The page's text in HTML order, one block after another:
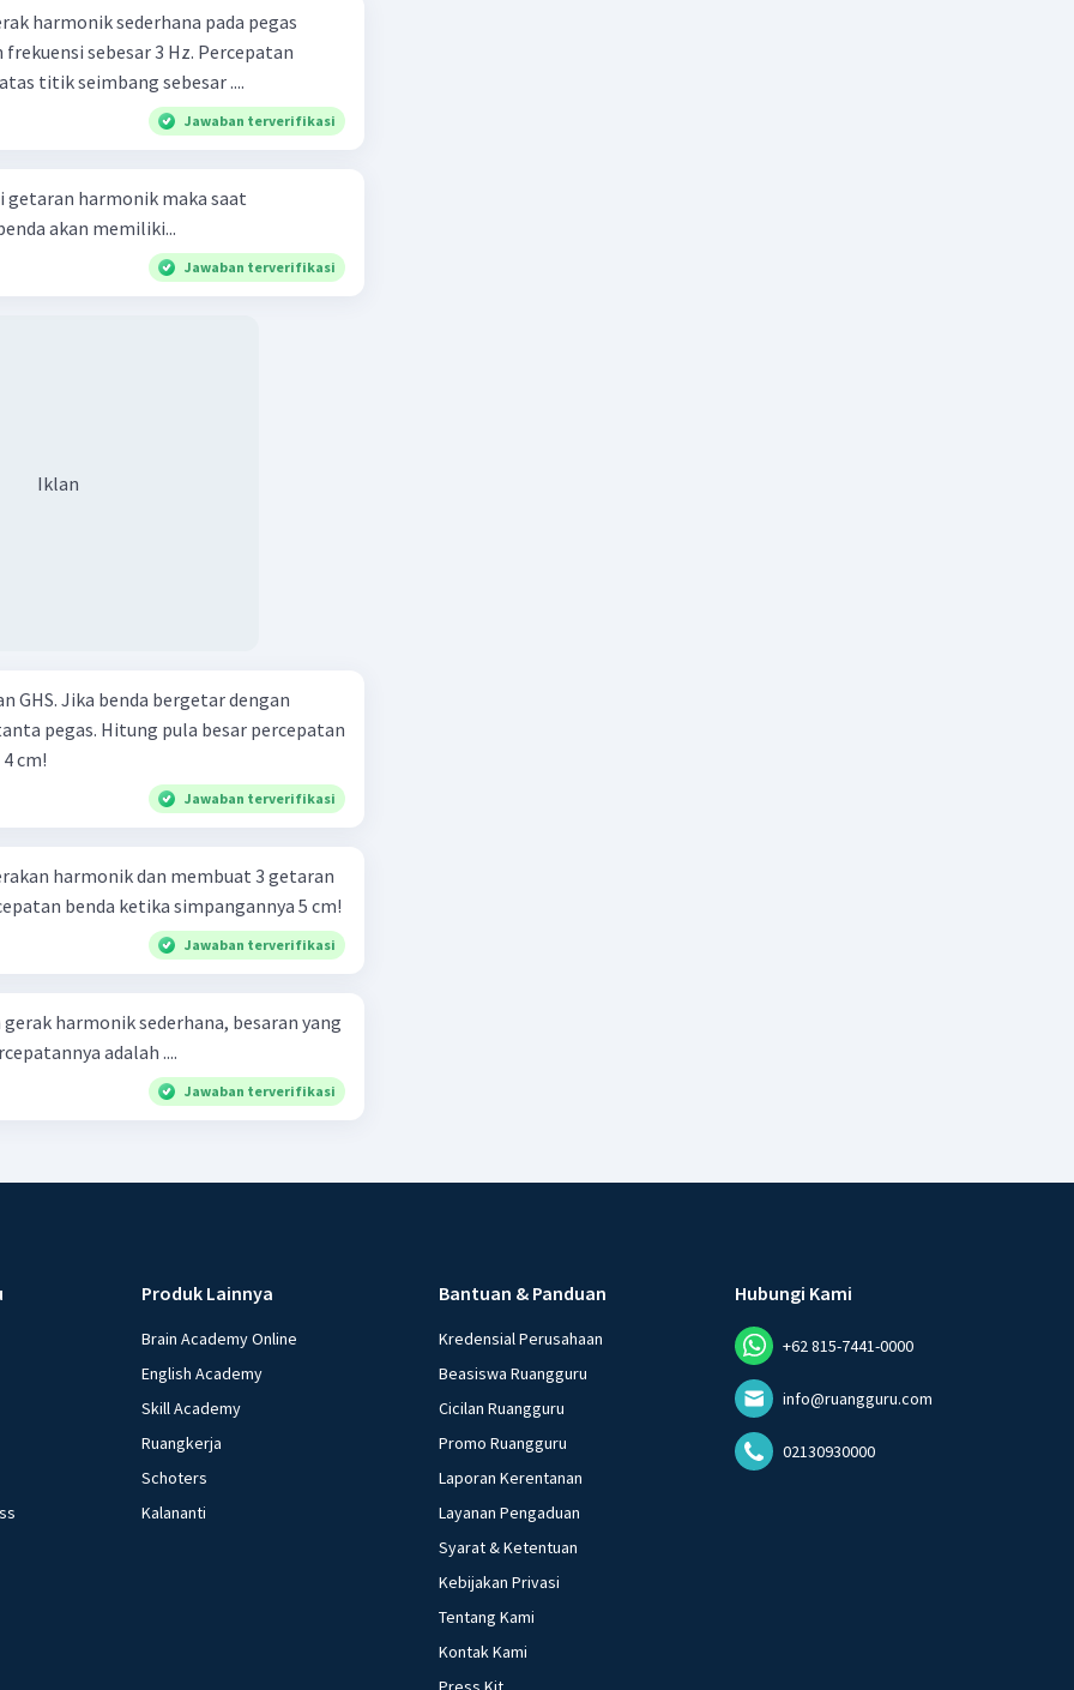
harmonik sederhana pada pegas
sebesar 3 Hz. Percepatan
titik seimbang sebesar ....
Jawaban terverifikasi
getaran harmonik maka saat
akan memiliki...
Jawaban terverifikasi
Iklan
GHS. Jika benda bergetar dengan
pegas. Hitung pula besar percepatan
cm!
Jawaban terverifikasi
harmonik dan membuat 3 getaran
benda ketika simpangannya 5 cm!
Jawaban terverifikasi
harmonik sederhana, besaran yang
adalah ....
Jawaban terverifikasi
Produk Lainnya
Brain Academy Online
English Academy
Skill Academy
Ruangkerja
Schoters
Kalananti
Bantuan & Panduan
Kredensial Perusahaan
Beasiswa Ruangguru
Cicilan Ruangguru
Promo Ruangguru
Laporan Kerentanan
Layanan Pengaduan
Syarat & Ketentuan
Kebijakan Privasi
Tentang Kami
Kontak Kami
Hubungi Kami
+62 815-7441-0000
info@ruangguru.com
02130930000